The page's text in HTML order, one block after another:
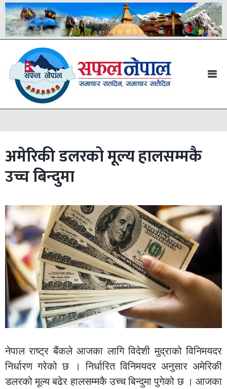
अमेरिकी डलरको मूल्य हालसम्मकै
उच्च बिन्दुमा
नेपाल राष्ट्र बैंकले आजका लागि विदेशी मुद्राको विनिमयदर
निर्धारण गरेको छ । निर्धारित विनिमयदर अनुसार अमेरिकी
डलरको मूल्य बढेर हालसम्मकै उच्च बिन्दुमा पुगेको छ । आजका